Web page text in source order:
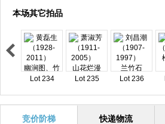
本场其它拍品
Lot 234 Lot 235 Lot 236
竞价阶梯 快递物流